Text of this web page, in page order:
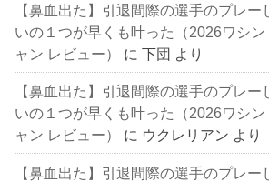
【鼻血出た】引退間際の選手のプレ
いの１つが早くも叶った（2026ワシ
ャン レビュー）
に下団 より
【鼻血出た】引退間際の選手のプレ
いの１つが早くも叶った（2026ワシ
ャン レビュー）
に ウクレリアン より
【鼻血出た】引退間際の選手のプレ